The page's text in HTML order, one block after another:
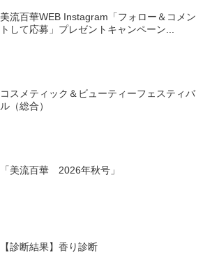
美流百華WEB Instagram「フォロー＆コメン
トして応募」プレゼントキャンペーン...
コスメティック＆ビューティーフェスティバ
ル（総合）
「美流百華 2026年秋号」
【診断結果】香り診断